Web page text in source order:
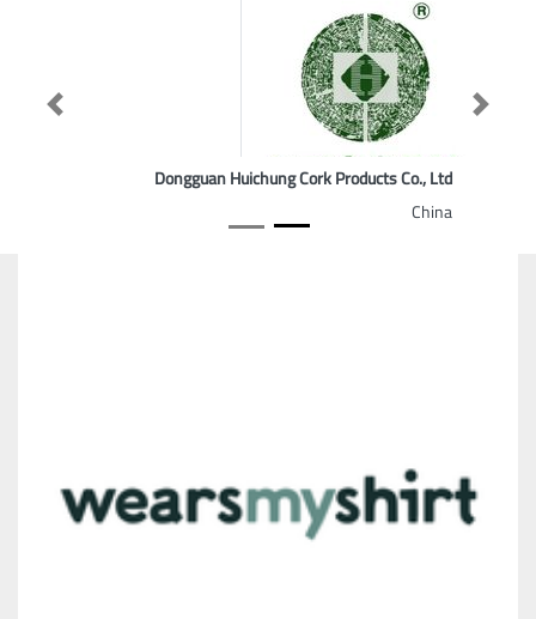
Dongguan Huichung Cork Products Co., Ltd
China
Previous Next